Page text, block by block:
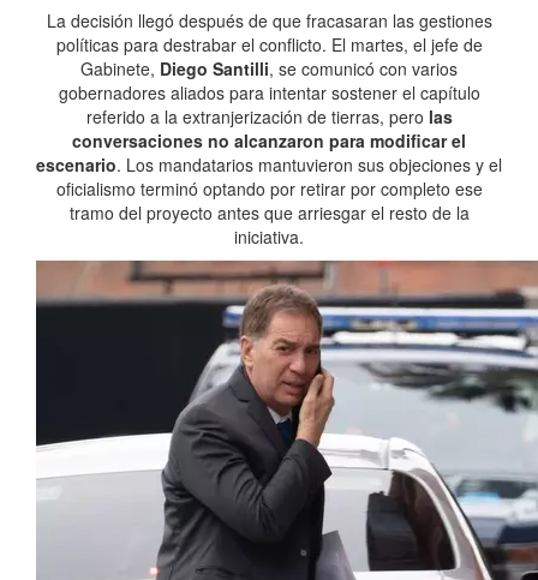
La decisión llegó después de que fracasaran las gestiones
políticas para destrabar el conflicto. El martes, el jefe de
Gabinete, Diego Santilli, se comunicó con varios
gobernadores aliados para intentar sostener el capítulo
referido a la extranjerización de tierras, pero las
conversaciones no alcanzaron para modificar el
escenario. Los mandatarios mantuvieron sus objeciones y el
oficialismo terminó optando por retirar por completo ese
tramo del proyecto antes que arriesgar el resto de la
iniciativa.